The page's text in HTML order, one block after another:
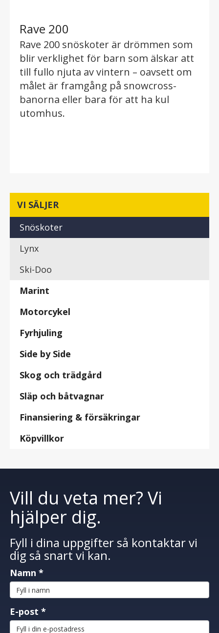
Rave 200
Rave 200 snöskoter är drömmen som
blir verklighet för barn som älskar att
till fullo njuta av vintern – oavsett om
målet är framgång på snowcross-
banorna eller bara för att ha kul
utomhus.
VI SÄLJER
Snöskoter
Lynx
Ski-Doo
Marint
Motorcykel
Fyrhjuling
Side by Side
Skog och trädgård
Släp och båtvagnar
Finansiering & försäkringar
Köpvillkor
Vill du veta mer? Vi
hjälper dig.
Fyll i dina uppgifter så kontaktar vi
dig så snart vi kan.
Namn *
E-post *